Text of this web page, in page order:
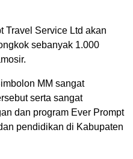
Travel Service Ltd akan
sebanyak 1.000
MM sangat
serta sangat
dan program Ever Prompt
pendidikan di Kabupaten